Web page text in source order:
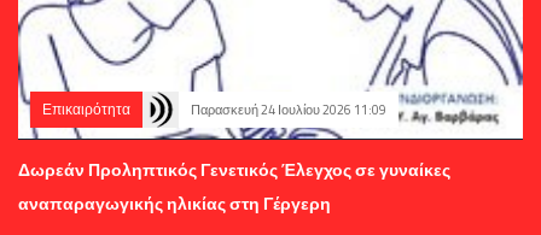
Επικαιρότητα Παρασκευή 24 Ιουλίου 2026 11:09
Δωρεάν Προληπτικός Γενετικός Έλεγχος σε γυναίκες
αναπαραγωγικής ηλικίας στη Γέργερη